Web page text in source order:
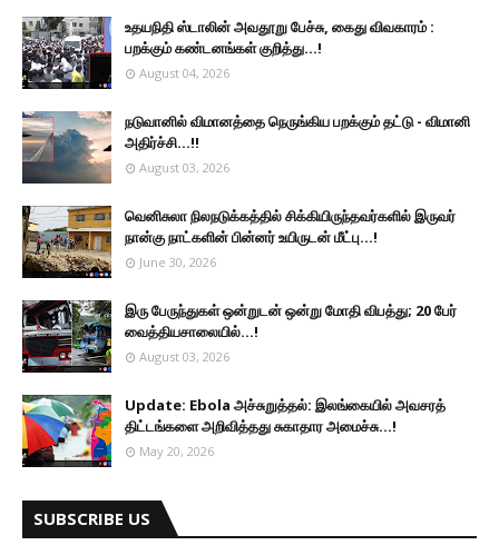
உதயநிதி ஸ்டாலின் அவதூறு பேச்சு, கைது விவகாரம் :
பறக்கும் கண்டனங்கள் குறித்து...!
August 04, 2026
நடுவானில் விமானத்தை நெருங்கிய பறக்கும் தட்டு - விமானி
அதிர்ச்சி...!!
August 03, 2026
வெனிசுலா நிலநடுக்கத்தில் சிக்கியிருந்தவர்களில் இருவர்
நான்கு நாட்களின் பின்னர் உயிருடன் மீட்பு...!
June 30, 2026
இரு ப‍ேருந்துகள் ஒன்றுடன் ஒன்று மோதி விபத்து; 20 பேர்
வைத்தியசாலையில்...!
August 03, 2026
Update: Ebola அச்சுறுத்தல்: இலங்கையில் அவசரத்
திட்டங்களை அறிவித்தது சுகாதார அமைச்சு...!
May 20, 2026
SUBSCRIBE US